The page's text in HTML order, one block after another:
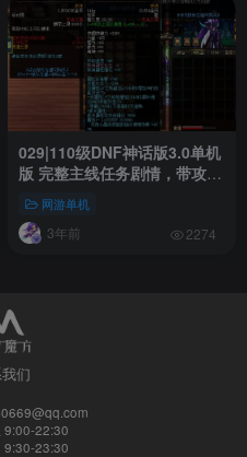
029|110级DNF神话版3.0单机
版 完整主线任务剧情，带攻略
网游单机
3年前 2274
们
9:00-22:30
9:30-23:30